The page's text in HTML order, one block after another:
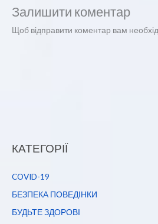
Залишити коментар
Щоб відправити коментар вам
КАТЕГОРІЇ
COVID-19
БЕЗПЕКА ПОВЕДІНКИ
БУДЬТЕ ЗДОРОВІ